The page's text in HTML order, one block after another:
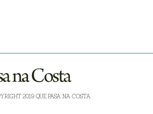
2019 QUE PASA NA COSTA